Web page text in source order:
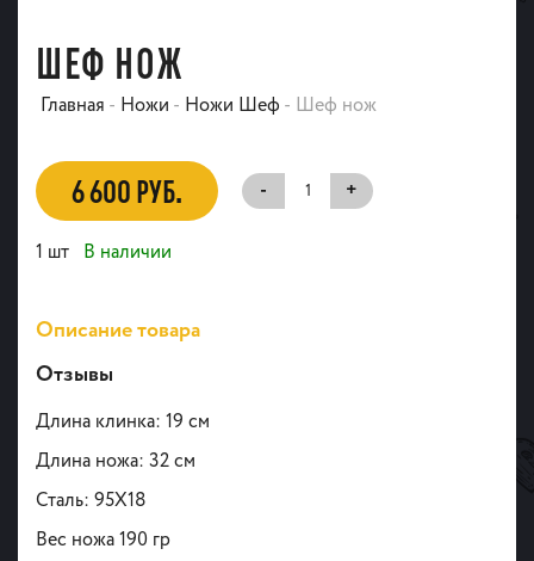
ШЕФ НОЖ
Главная - Ножи - Ножи Шеф - Шеф нож
6 600 РУБ. - +
1 шт В наличии
Описание товара
Отзывы
Длина клинка: 19 см
Длина ножа: 32 см
Сталь: 95X18
Вес ножа 190 гр